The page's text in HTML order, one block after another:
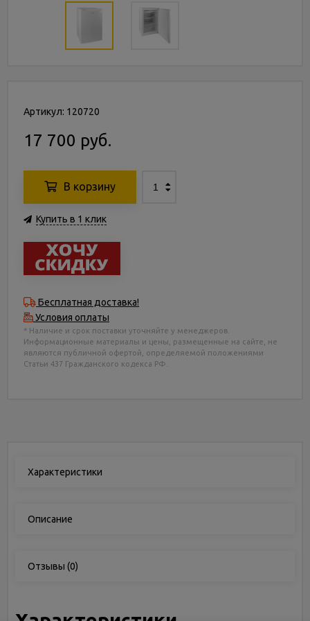
Артикул: 120720
17 700 руб.
В корзину
Купить в 1 клик
Бесплатная доставка!
Условия оплаты
* Наличие и срок поставки уточняйте у менеджеров.
Информационные материалы и цены, размещенные на сайте, не
являются публичной офертой, определяемой положениями
Статьи 437 Гражданского кодекса РФ.
Характеристики
Описание
Отзывы (0)